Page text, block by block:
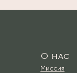
О нас
Миссия